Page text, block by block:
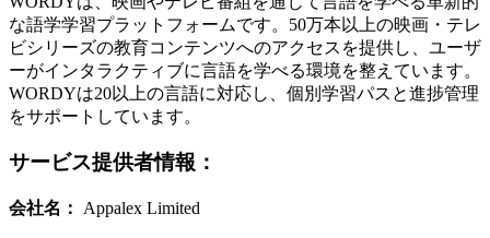
な語学学習プラットフォームです。50万本以上の映画・テレ
ビシリーズの教育コンテンツへのアクセスを提供し、ユーザ
ーがインタラクティブに言語を学べる環境を整えています。
WORDYは20以上の言語に対応し、個別学習パスと進捗管理
をサポートしています。
サービス提供者情報：
会社名： Appalex Limited